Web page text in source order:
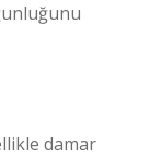
damar